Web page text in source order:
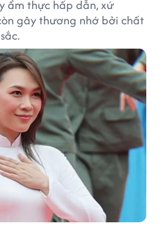
ẩm thực hấp dẫn, xứ
gây thương nhớ bởi chất